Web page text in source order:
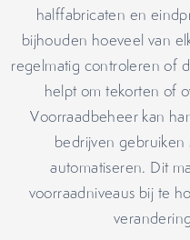
halffabricaten en
bijhouden hoeveel van
regelmatig controleren of
helpt om tekorten of
Voorraadbeheer kan
bedrijven gebruiken
automatiseren. Dit
voorraadniveaus bij te